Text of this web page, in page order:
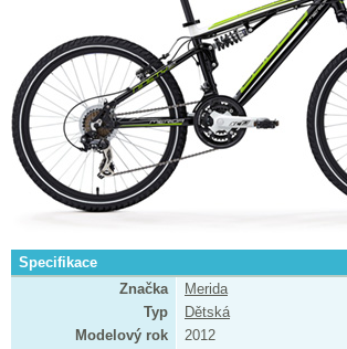
Specifikace
Značka
Merida
Typ
Dětská
Modelový rok
2012